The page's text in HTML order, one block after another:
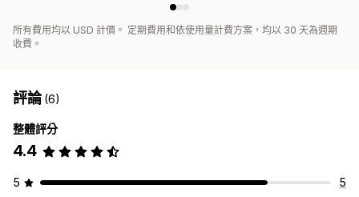
所有費用均以 USD 計價。 定期費用和依使用量計費方案，均以 30 天為週期
收費。
評論(6)
整體評分
4.4
5
5